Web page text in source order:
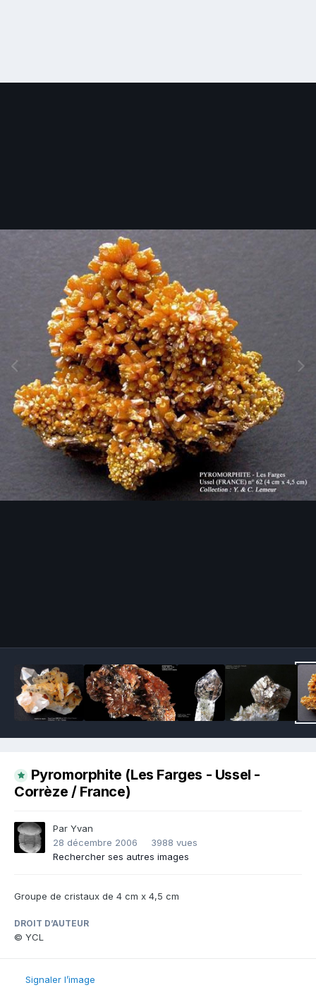
Pyromorphite (Les Farges - Ussel -
Corrèze / France)
Par Yvan
28 décembre 2006
3988 vues
Rechercher ses autres images
Groupe de cristaux de 4 cm x 4,5 cm
DROIT D’AUTEUR
© YCL
Signaler l’image